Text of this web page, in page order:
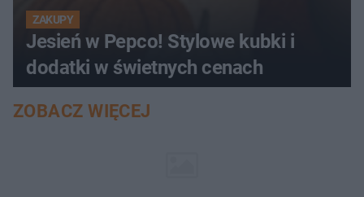
ZAKUPY
Jesień w Pepco! Stylowe kubki i
dodatki w świetnych cenach
ZOBACZ WIĘCEJ